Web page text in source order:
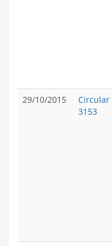
29/10/2015
Circular
3153